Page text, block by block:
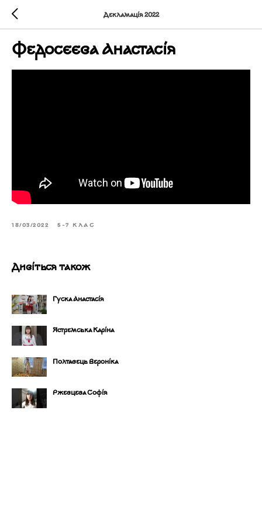
Декламація 2022
Федосєєва Анастасія
18/03/2022 5-7 КЛАС
Дивіться також
Гуска Анастасія
Ястремська Каріна
Полтавець Вероніка
Ржевцева Софія